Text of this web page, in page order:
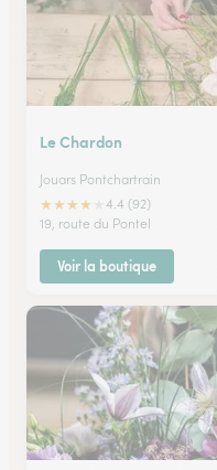
Le Chardon
Jouars Pontchartrain
★★★★
4.4 (92)
19, route du Pontel
Voir la boutique